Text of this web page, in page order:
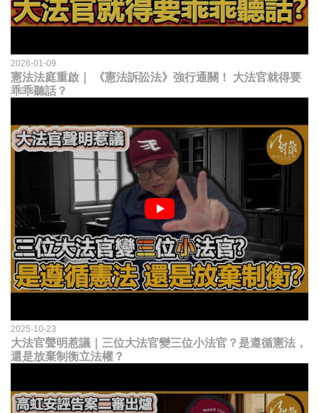
2026-01-09
憲法法庭重啟｜ 《憲法訴訟法》強行通關！ 大法官就得要
乖乖聽話？
2025-10-23
大法官聲明惹議｜三位大法官變三位小法官？是遵循憲法，
還是放棄制衡立法權？